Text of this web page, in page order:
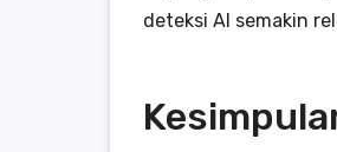
deteksi AI semakin